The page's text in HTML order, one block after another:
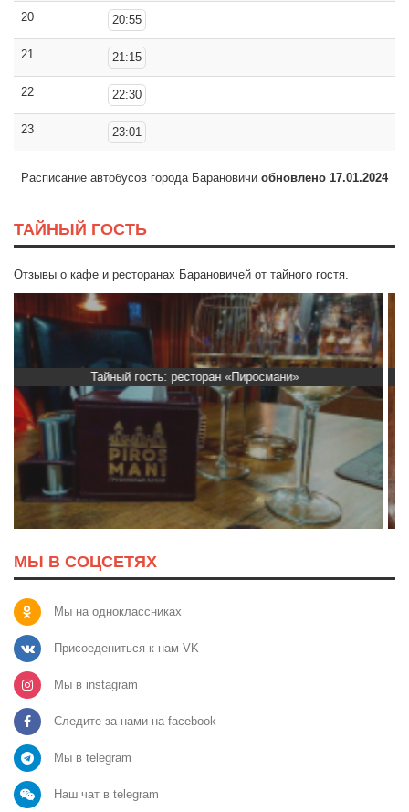
20 20:55
21 21:15
22 22:30
23 23:01
Расписание автобусов города Барановичи обновлено 17.01.2024
ТАЙНЫЙ ГОСТЬ
Отзывы о кафе и ресторанах Барановичей от тайного гостя.
Тайный гость: доставка Капибара
МЫ В СОЦСЕТЯХ
Мы на одноклассниках
Присоедениться к нам VK
Мы в instagram
Следите за нами на facebook
Мы в telegram
Наш чат в telegram